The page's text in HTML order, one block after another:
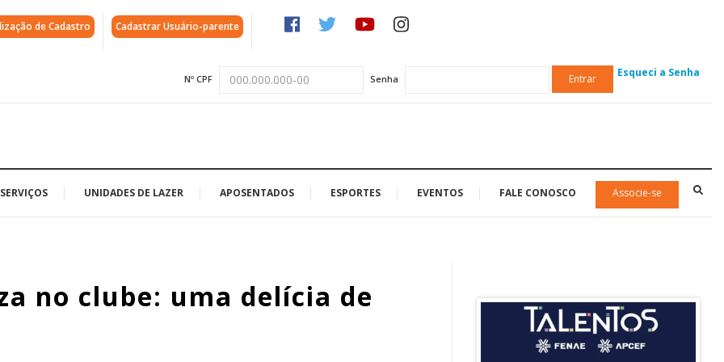
de Cadastro Cadastrar Usuário-parente
Nº CPF Senha Entrar Esqueci a Senha
SERVIÇOS UNIDADES DE LAZER APOSENTADOS ESPORTES EVENTOS FALE CONOSCO Associe-se
no clube: uma delícia de